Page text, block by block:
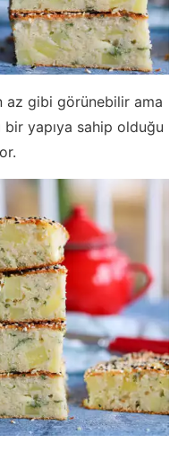
az gibi görünebilir ama
yapıya sahip olduğu